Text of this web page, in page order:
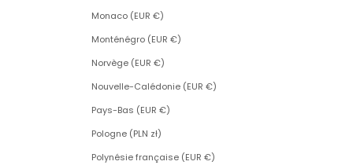
Monaco (EUR €)
Monténégro (EUR €)
Norvège (EUR €)
Nouvelle-Calédonie (EUR €)
Pays-Bas (EUR €)
Pologne (PLN zł)
Polynésie française (EUR €)